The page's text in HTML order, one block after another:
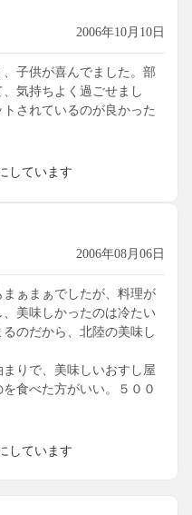
2006年10月10日
子供が喜んでました。部
気持ちよく過ごせまし
されているのが良かった
しています
2006年08月06日
ぁまぁでしたが、料理が
美味しかったのは冷たい
のだから、北陸の美味し
りで、美味しいおすし屋
食べた方がいい。５００
しています